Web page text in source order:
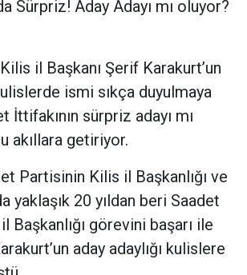
Sürpriz! Aday Adayı mı oluyor?
il Başkanı Şerif Karakurt’un
ismi sıkça duyulmaya
sürpriz adayı mı
akıllara getiriyor.
Partisinin Kilis il Başkanlığı ve
yaklaşık 20 yıldan beri Saadet
Başkanlığı görevini başarı ile
aday adaylığı kulislere